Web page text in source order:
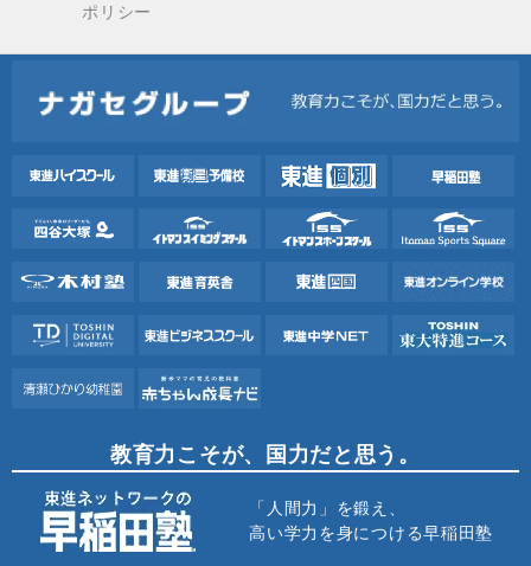
ポリシー
教育力こそが、国力だと思う。
「人間力」を鍛え、
高い学力を身につける早稲田塾